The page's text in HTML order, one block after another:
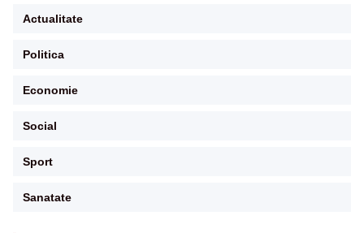
Actualitate
Politica
Economie
Social
Sport
Sanatate